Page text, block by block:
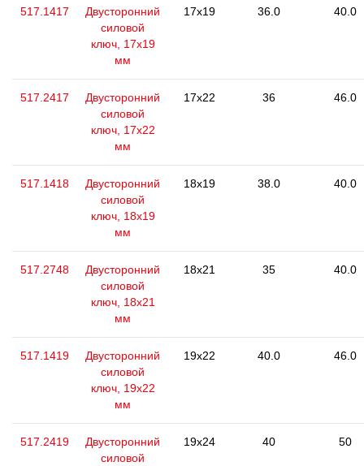
517.1417
Двусторонний
силовой
ключ, 17x19
мм
17x19 36.0 40.0
517.2417
Двусторонний
силовой
ключ, 17x22
мм
17x22 36 46.0
517.1418
Двусторонний
силовой
ключ, 18x19
мм
18x19 38.0 40.0
517.2748
Двусторонний
силовой
ключ, 18x21
мм
18x21 35 40.0
517.1419
Двусторонний
силовой
ключ, 19x22
мм
19x22 40.0 46.0
517.2419
Двусторонний
силовой
19x24 40 50